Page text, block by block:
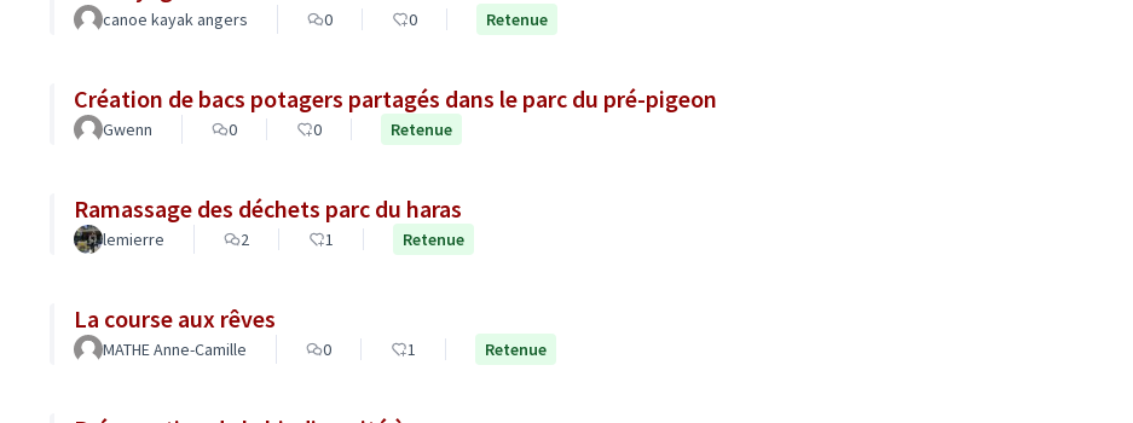
canoe kayak angers 0 0 Retenue
Création de bacs potagers partagés dans le parc du pré-pigeon
Gwenn 0 0 Retenue
Ramassage des déchets parc du haras
lemierre 2 1 Retenue
La course aux rêves
MATHE Anne-Camille 0 1 Retenue